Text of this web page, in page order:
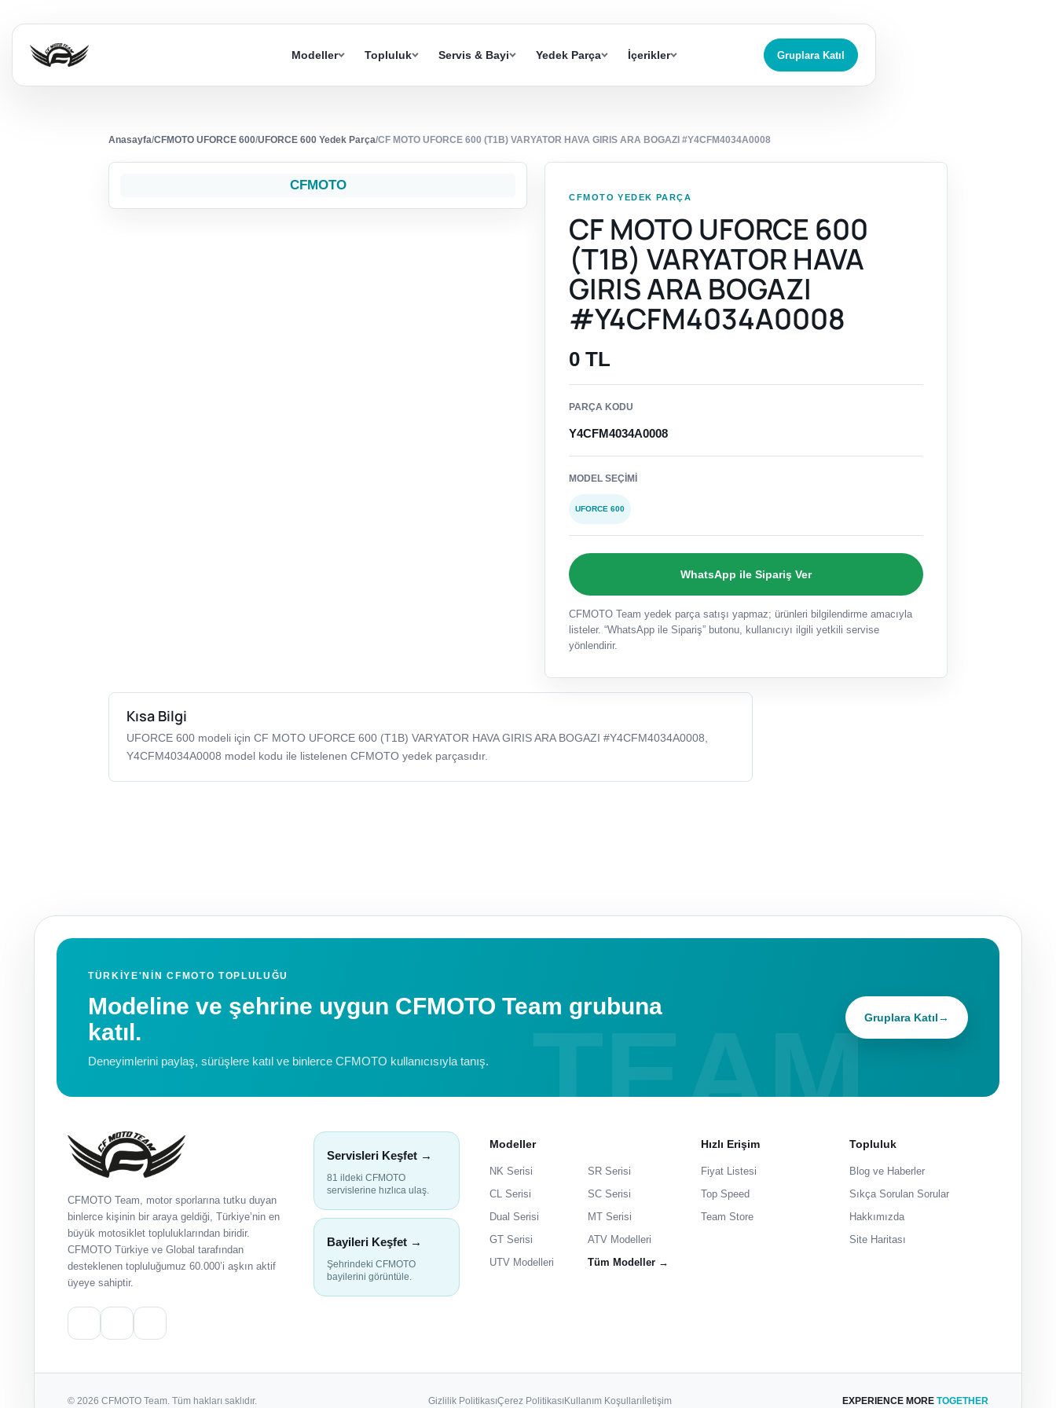
Modeller Topluluk Servis & Bayi Yedek Parça İçerikler Gruplara Katıl
Anasayfa/CFMOTO UFORCE 600/UFORCE 600 Yedek Parça/CF MOTO UFORCE 600 (T1B) VARYATOR HAVA GIRIS ARA BOGAZI #Y4CFM4034A0008
CFMOTO
CFMOTO YEDEK PARÇA
CF MOTO UFORCE 600
(T1B) VARYATOR HAVA
GIRIS ARA BOGAZI
#Y4CFM4034A0008
0 TL
PARÇA KODU
Y4CFM4034A0008
MODEL SEÇIMI
UFORCE 600
WhatsApp ile Sipariş Ver
CFMOTO Team yedek parça satışı yapmaz; ürünleri bilgilendirme amacıyla
listeler. “WhatsApp ile Sipariş” butonu, kullanıcıyı ilgili yetkili servise
yönlendirir.
Kısa Bilgi
UFORCE 600 modeli için CF MOTO UFORCE 600 (T1B) VARYATOR HAVA GIRIS ARA BOGAZI #Y4CFM4034A0008,
Y4CFM4034A0008 model kodu ile listelenen CFMOTO yedek parçasıdır.
TÜRKIYE'NIN CFMOTO TOPLULUĞU
Modeline ve şehrine uygun CFMOTO Team grubuna
katıl.
Deneyimlerini paylaş, sürüşlere katıl ve binlerce CFMOTO kullanıcısıyla tanış.
Gruplara Katıl→
CFMOTO Team, motor sporlarına tutku duyan
binlerce kişinin bir araya geldiği, Türkiye’nin en
büyük motosiklet topluluklarından biridir.
CFMOTO Türkiye ve Global tarafından
desteklenen topluluğumuz 60.000’i aşkın aktif
üyeye sahiptir.
Servisleri Keşfet →
81 ildeki CFMOTO
servislerine hızlıca ulaş.
Bayileri Keşfet →
Şehrindeki CFMOTO
bayilerini görüntüle.
Modeller
NK Serisi
SR Serisi
CL Serisi
SC Serisi
Dual Serisi
MT Serisi
GT Serisi
ATV Modelleri
UTV Modelleri
Tüm Modeller →
Hızlı Erişim
Fiyat Listesi
Top Speed
Team Store
Topluluk
Blog ve Haberler
Sıkça Sorulan Sorular
Hakkımızda
Site Haritası
© 2026 CFMOTO Team. Tüm hakları saklıdır. Gizlilik PolitikasıÇerez PolitikasıKullanım Koşullarıİletişim EXPERIENCE MORE TOGETHER